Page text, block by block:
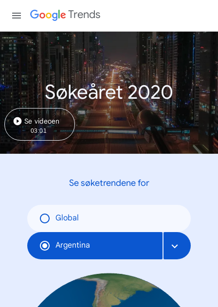
Trends
Søkeåret 2020
Se videoen
03:01
Se søketrendene for
Global
Argentina